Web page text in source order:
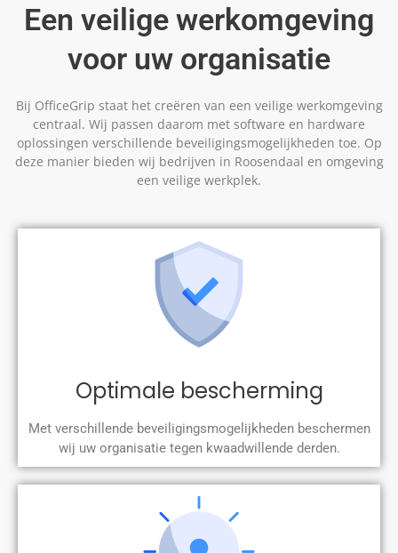
Een veilige werkomgeving
voor uw organisatie
Bij OfficeGrip staat het creëren van een veilige werkomgeving
centraal. Wij passen daarom met software en hardware
oplossingen verschillende beveiligingsmogelijkheden toe. Op
deze manier bieden wij bedrijven in Roosendaal en omgeving
een veilige werkplek.
Optimale bescherming
Met verschillende beveiligingsmogelijkheden beschermen
wij uw organisatie tegen kwaadwillende derden.